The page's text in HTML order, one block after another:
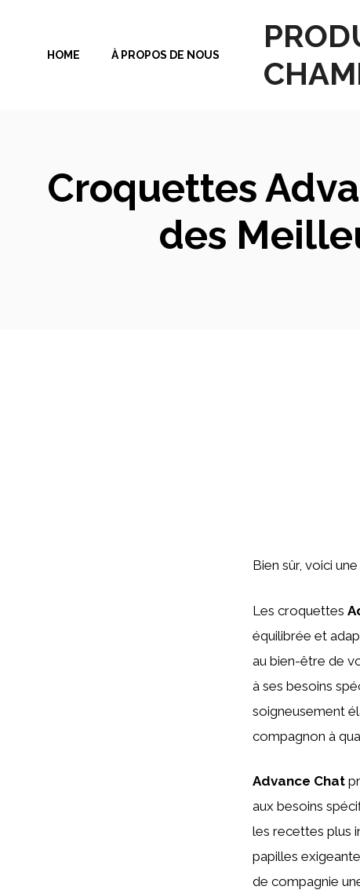
contenuHOME À PROPOS DE NOUS
Croquettes
des
Bien sûr, voici
Les croquettes
équilibrée et
au bien-être de
à ses besoins
soigneusement
compagnon à
Advance Chat
aux besoins
les recettes plus
papilles
de compagnie